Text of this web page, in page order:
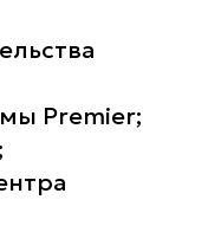
Premier;